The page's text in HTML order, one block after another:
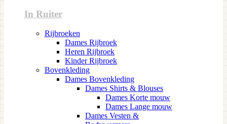
In Ruiter
Rijbroeken
Dames Rijbroek
Heren Rijbroek
Kinder Rijbroek
Bovenkleding
Dames Bovenkleding
Dames Shirts & Blouses
Dames Korte mouw
Dames Lange mouw
Dames Vesten &